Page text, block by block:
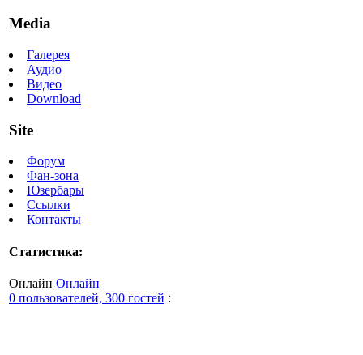
Media
Галерея
Аудио
Видео
Download
Site
Форум
Фан-зона
Юзербары
Ссылки
Контакты
Статистика:
Онлайн Онлайн
0 пользователей, 300 гостей :